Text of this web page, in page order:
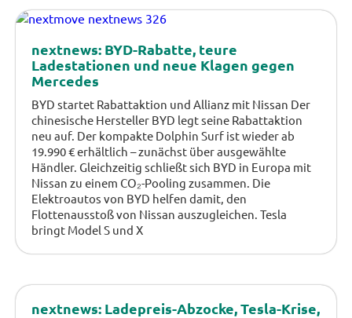
nextnews: BYD-Rabatte, teure
Ladestationen und neue Klagen gegen
Mercedes
BYD startet Rabattaktion und Allianz mit Nissan Der
chinesische Hersteller BYD legt seine Rabattaktion
neu auf. Der kompakte Dolphin Surf ist wieder ab
19.990 € erhältlich – zunächst über ausgewählte
Händler. Gleichzeitig schließt sich BYD in Europa mit
Nissan zu einem CO₂-Pooling zusammen. Die
Elektroautos von BYD helfen damit, den
Flottenausstoß von Nissan auszugleichen. Tesla
bringt Model S und X
nextnews: Ladepreis-Abzocke, Tesla-Krise,